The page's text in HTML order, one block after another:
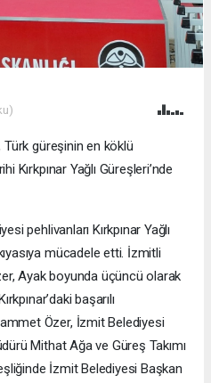
Türk güreşinin en köklü
Kırkpınar Yağlı Güreşleri’nde
pehlivanları Kırkpınar Yağlı
mücadele etti. İzmitli
Ayak boyunda üçüncü olarak
başarılı
Özer, İzmit Belediyesi
Mithat Ağa ve Güreş Takımı
İzmit Belediyesi Başkan